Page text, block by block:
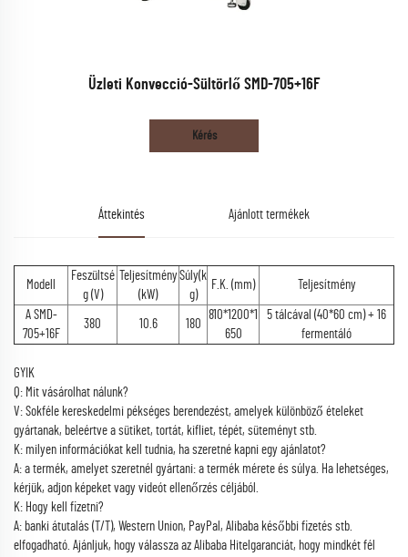
Üzleti Konvecció-Sültörlő SMD-705+16F
Kérés
Áttekintés Ajánlott termékek
Modell
Feszültsé
g (V)
Teljesítmény
(kW)
Súly(k
g)
F.K. (mm) Teljesítmény
A SMD-
705+16F
380 10.6 180
810*1200*1
650
5 tálcával (40*60 cm) + 16
fermentáló
GYIK
Q: Mit vásárolhat nálunk?
V: Sokféle kereskedelmi pékséges berendezést, amelyek különböző ételeket
gyártanak, beleértve a sütiket, tortát, kifliet, tépét, süteményt stb.
K: milyen információkat kell tudnia, ha szeretné kapni egy ajánlatot?
A: a termék, amelyet szeretnél gyártani: a termék mérete és súlya. Ha lehetséges,
kérjük, adjon képeket vagy videót ellenőrzés céljából.
K: Hogy kell fizetni?
A: banki átutalás (T/T), Western Union, PayPal, Alibaba későbbi fizetés stb.
elfogadható. Ajánljuk, hogy válassza az Alibaba Hitelgaranciát, hogy mindkét fél